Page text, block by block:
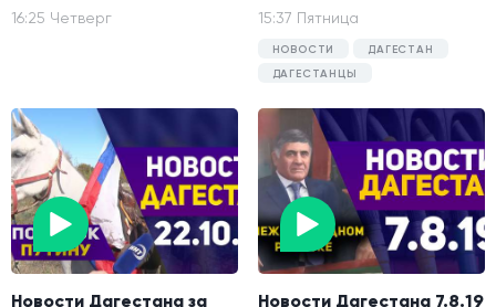
16:25 Четверг 15:37 Пятница
НОВОСТИ
ДАГЕСТАН
ДАГЕСТАНЦЫ
Новости Дагестана за Новости Дагестана 7.8.19